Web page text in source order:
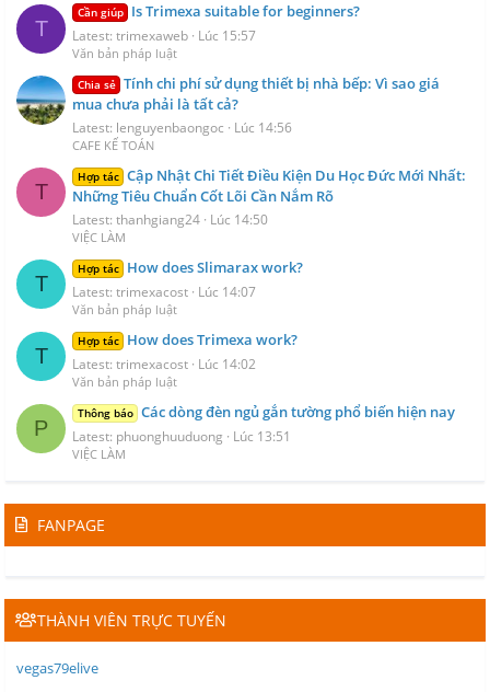
T
Cần giúp Is Trimexa suitable for beginners?
Latest: trimexaweb Lúc 15:57
Văn bản pháp luật
Chia sẻ Tính chi phí sử dụng thiết bị nhà bếp: Vì sao giá
mua chưa phải là tất cả?
Latest: lenguyenbaongoc Lúc 14:56
CAFE KẾ TOÁN
T
Hợp tác Cập Nhật Chi Tiết Điều Kiện Du Học Đức Mới Nhất:
Những Tiêu Chuẩn Cốt Lõi Cần Nắm Rõ
Latest: thanhgiang24 Lúc 14:50
VIỆC LÀM
T
Hợp tác How does Slimarax work?
Latest: trimexacost Lúc 14:07
Văn bản pháp luật
T
Hợp tác How does Trimexa work?
Latest: trimexacost Lúc 14:02
Văn bản pháp luật
P
Thông báo Các dòng đèn ngủ gắn tường phổ biến hiện nay
Latest: phuonghuuduong Lúc 13:51
VIỆC LÀM
FANPAGE
THÀNH VIÊN TRỰC TUYẾN
vegas79elive